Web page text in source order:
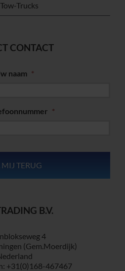
Tow-Trucks
CONTACT
naam *
*
B.V.
4
(Gem.Moerdijk)
+31(0)168-467467